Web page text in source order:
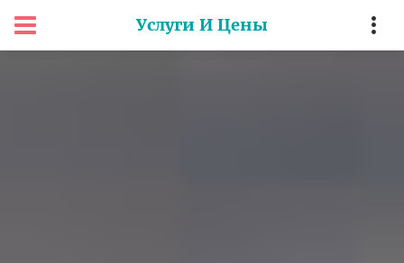
Услуги И Цены